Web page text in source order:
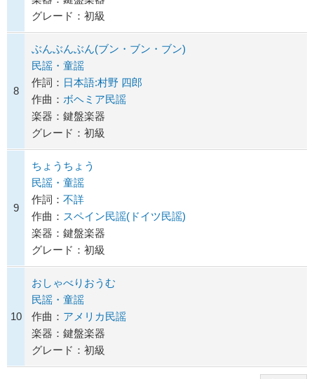
グレード：初級
8
ぶんぶんぶん(ブン・ブン・ブン)
民謡・童謡
作詞： 日本語:村野 四郎
作曲： ボヘミア民謡
楽器：鍵盤楽器
グレード：初級
9
ちょうちょう
民謡・童謡
作詞： 不詳
作曲： スペイン民謡(ドイツ民謡)
楽器：鍵盤楽器
グレード：初級
10
おしゃべりおうむ
民謡・童謡
作曲： アメリカ民謡
楽器：鍵盤楽器
グレード：初級